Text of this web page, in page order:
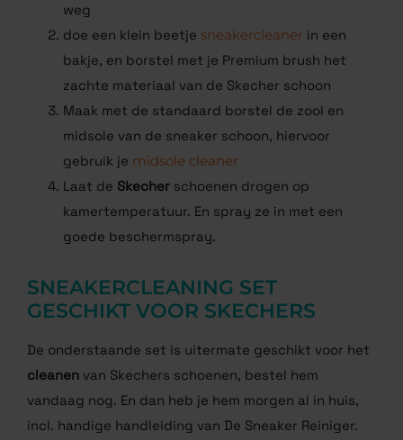
weg
doe een klein beetje sneakercleanerin een
bakje, en borstel met je Premium brush het
zachte materiaal van de Skecher schoon
Maak met de standaard borstel de zool en
midsole van de sneaker schoon, hiervoor
gebruik je midsole cleaner
Laat de Skecher schoenen drogen op
kamertemperatuur. En spray ze in met een
goede beschermspray.
SNEAKERCLEANING SET
GESCHIKT VOOR SKECHERS
De onderstaande set is uitermate geschikt voor het
cleanen van Skechers schoenen, bestel hem
vandaag nog. En dan heb je hem morgen al in huis,
incl. handige handleiding van De Sneaker Reiniger.